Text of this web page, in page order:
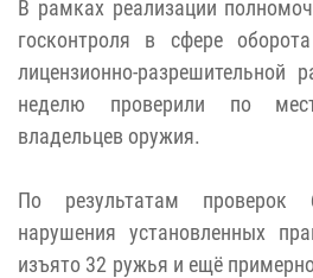
В рамках реализации
госконтроля в сфере
лицензионно-разрешительной
неделю проверили по
владельцев оружия.
По результатам
нарушения установленных
изъято 32 ружья и ещё